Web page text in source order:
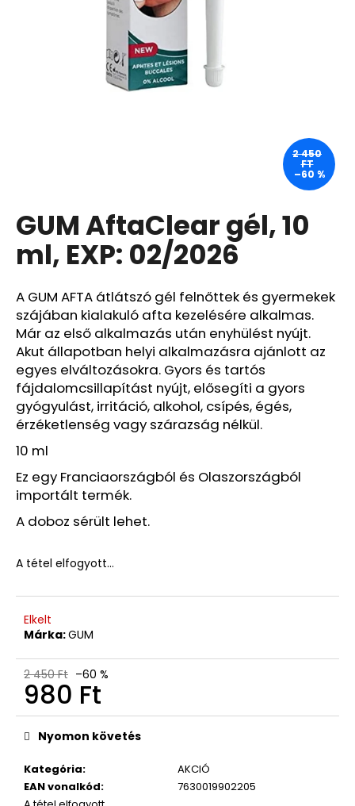
GUM AftaClear gél, 10
ml, EXP: 02/2026
A GUM AFTA átlátszó gél felnőttek és gyermekek
szájában kialakuló afta kezelésére alkalmas.
Már az első alkalmazás után enyhülést nyújt.
Akut állapotban helyi alkalmazásra ajánlott az
egyes elváltozásokra. Gyors és tartós
fájdalomcsillapítást nyújt, elősegíti a gyors
gyógyulást, irritáció, alkohol, csípés, égés,
érzéketlenség vagy szárazság nélkül.
10 ml
Ez egy Franciaországból és Olaszországból
importált termék.
A doboz sérült lehet.
A tétel elfogyott…
Elkelt
Márka:GUM
2 450 Ft –60 %
980 Ft
Egységár:
Kategória:
AKCIÓ
EAN vonalkód:
7630019902205
Nyomon követés
2 450
FT
–60 %
WAHL
HOME
300
–
HAJNYÍRÓ
GÉP
OTTHONI
HASZNÁLATRA
-
B-
KATEGÓRIÁS
TERMÉK
(W02)
7
Ft
11
980